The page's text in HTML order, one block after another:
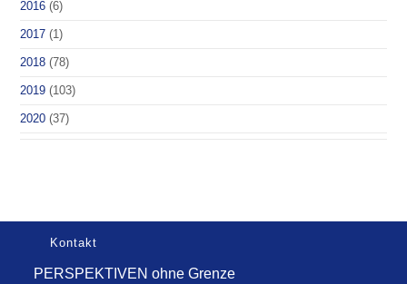
2016 (6)
2017 (1)
2018 (78)
2019 (103)
2020 (37)
Kontakt
PERSPEKTIVEN ohne Grenze